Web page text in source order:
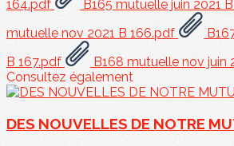
164.pdf
B165 mutuelle juin 2021
mutuelle nov 2021 B 166.pdf
B 167.pdf
B168 mutuelle nov juin
Consultez également
DES NOUVELLES DE NOTRE